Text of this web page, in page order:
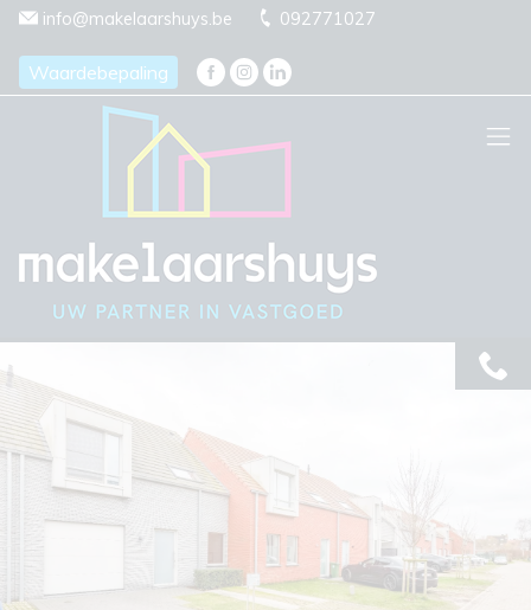
Menu overslaan en naar de inhoud gaan
info@makelaarshuys.be 092771027
Waardebepaling